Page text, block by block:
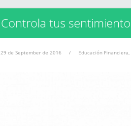
Controla tus
29 de September de 2016 / Educación Financiera,